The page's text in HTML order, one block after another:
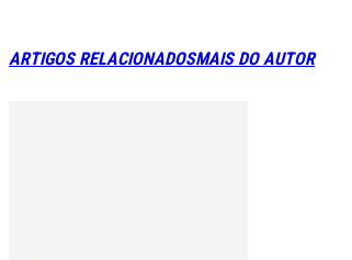
ARTIGOS RELACIONADOSMAIS DO AUTOR